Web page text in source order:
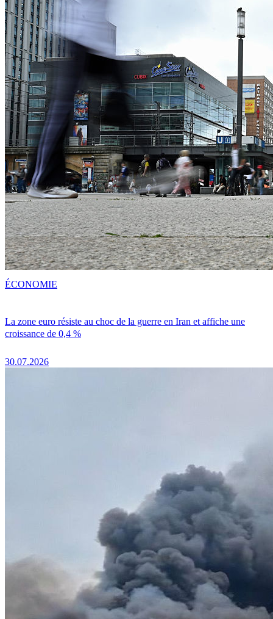
La zone euro résiste au choc de la guerre en Iran et affiche une
croissance de 0,4 %
30.07.2026
ÉCONOMIE